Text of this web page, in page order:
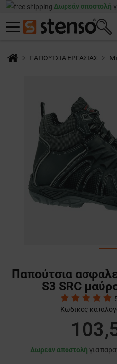
Δωρεάν αποστολή
ΠΑΠΟΥΤΣΙΑ ΕΡΓΑΣΙΑΣ
Παπούτσια
S3 SRC
5
Κωδικός
Δωρεάν αποστολή για